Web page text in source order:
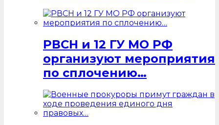
РВСН и 12 ГУ МО РФ
организуют мероприятия
по сплочению…